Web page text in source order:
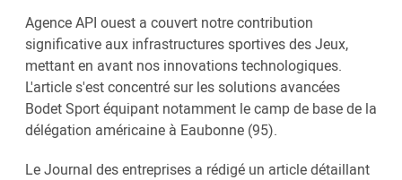
Agence API ouest a couvert notre contribution
significative aux infrastructures sportives des Jeux,
mettant en avant nos innovations technologiques.
L'article s'est concentré sur les solutions avancées
Bodet Sport équipant notamment le camp de base de la
délégation américaine à Eaubonne (95).
Le Journal des entreprises a rédigé un article détaillant